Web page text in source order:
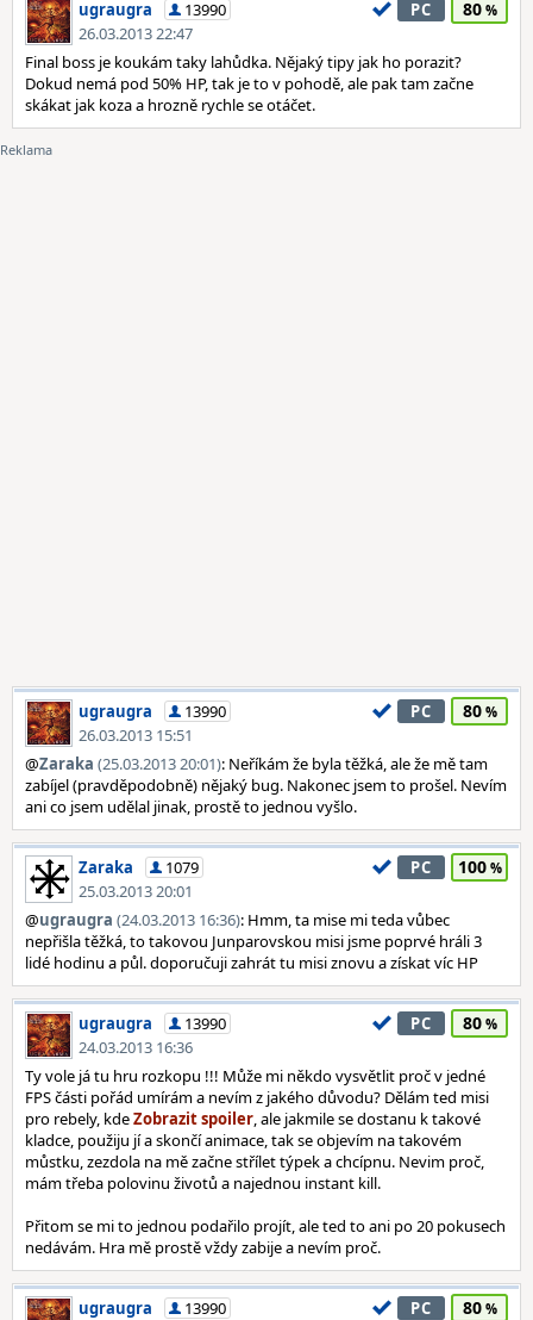
ugraugra
13990
26.03.2013 22:47
PC 80
Final boss je koukám taky lahůdka. Nějaký tipy jak ho porazit?
Dokud nemá pod 50% HP, tak je to v pohodě, ale pak tam začne
skákat jak koza a hrozně rychle se otáčet.
ugraugra
13990
26.03.2013 15:51
PC 80
@Zaraka (25.03.2013 20:01): Neříkám že byla těžká, ale že mě tam
zabíjel (pravděpodobně) nějaký bug. Nakonec jsem to prošel. Nevím
ani co jsem udělal jinak, prostě to jednou vyšlo.
Zaraka
1079
25.03.2013 20:01
PC 100
@ugraugra (24.03.2013 16:36): Hmm, ta mise mi teda vůbec
nepřišla těžká, to takovou Junparovskou misi jsme poprvé hráli 3
lidé hodinu a půl. doporučuji zahrát tu misi znovu a získat víc HP
ugraugra
13990
24.03.2013 16:36
PC 80
Ty vole já tu hru rozkopu !!! Může mi někdo vysvětlit proč v jedné
FPS části pořád umírám a nevím z jakého důvodu? Dělám ted misi
pro rebely, kde
, ale jakmile se dostanu k takové
kladce, použiju jí a skončí animace, tak se objevím na takovém
můstku, zezdola na mě začne střílet týpek a chcípnu. Nevim proč,
mám třeba polovinu životů a najednou instant kill.
Přitom se mi to jednou podařilo projít, ale ted to ani po 20 pokusech
nedávám. Hra mě prostě vždy zabije a nevím proč.
ugraugra
13990
PC 80